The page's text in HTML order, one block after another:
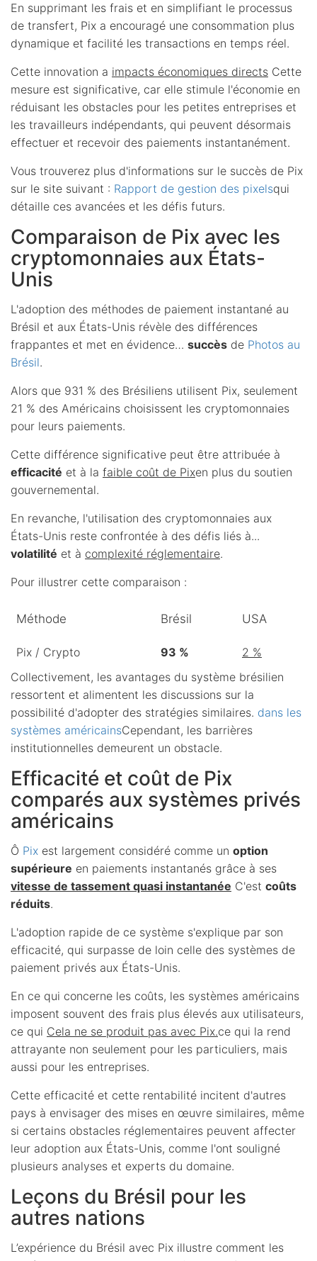
En supprimant les frais et en simplifiant le processus
de transfert, Pix a encouragé une consommation plus
dynamique et facilité les transactions en temps réel.
Cette innovation a impacts économiques directs Cette
mesure est significative, car elle stimule l'économie en
réduisant les obstacles pour les petites entreprises et
les travailleurs indépendants, qui peuvent désormais
effectuer et recevoir des paiements instantanément.
Vous trouverez plus d'informations sur le succès de Pix
sur le site suivant : Rapport de gestion des pixelsqui
détaille ces avancées et les défis futurs.
Comparaison de Pix avec les
cryptomonnaies aux États-
Unis
L'adoption des méthodes de paiement instantané au
Brésil et aux États-Unis révèle des différences
frappantes et met en évidence… succès de Photos au
Brésil.
Alors que 931 % des Brésiliens utilisent Pix, seulement
21 % des Américains choisissent les cryptomonnaies
pour leurs paiements.
Cette différence significative peut être attribuée à
efficacité et à la faible coût de Pixen plus du soutien
gouvernemental.
En revanche, l'utilisation des cryptomonnaies aux
États-Unis reste confrontée à des défis liés à...
volatilité et à complexité réglementaire.
Pour illustrer cette comparaison :
Méthode Brésil USA
Pix / Crypto 93 %
2 %
Collectivement, les avantages du système brésilien
ressortent et alimentent les discussions sur la
possibilité d'adopter des stratégies similaires. dans les
systèmes américainsCependant, les barrières
institutionnelles demeurent un obstacle.
Efficacité et coût de Pix
comparés aux systèmes privés
américains
Ô Pix est largement considéré comme un option
supérieure en paiements instantanés grâce à ses
vitesse de tassement quasi instantanée C'est coûts
réduits.
L'adoption rapide de ce système s'explique par son
efficacité, qui surpasse de loin celle des systèmes de
paiement privés aux États-Unis.
En ce qui concerne les coûts, les systèmes américains
imposent souvent des frais plus élevés aux utilisateurs,
ce qui Cela ne se produit pas avec Pix.ce qui la rend
attrayante non seulement pour les particuliers, mais
aussi pour les entreprises.
Cette efficacité et cette rentabilité incitent d'autres
pays à envisager des mises en œuvre similaires, même
si certains obstacles réglementaires peuvent affecter
leur adoption aux États-Unis, comme l'ont souligné
plusieurs analyses et experts du domaine.
Leçons du Brésil pour les
autres nations
L’expérience du Brésil avec Pix illustre comment les